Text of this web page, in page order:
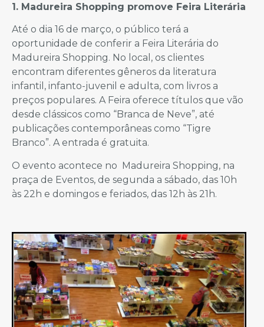
1. Madureira Shopping promove Feira Literária
Até o dia 16 de março, o público terá a
oportunidade de conferir a Feira Literária do
Madureira Shopping. No local, os clientes
encontram diferentes gêneros da literatura
infantil, infanto-juvenil e adulta, com livros a
preços populares. A Feira oferece títulos que vão
desde clássicos como “Branca de Neve”, até
publicações contemporâneas como “Tigre
Branco”. A entrada é gratuita.
O evento acontece no Madureira Shopping, na
praça de Eventos, de segunda a sábado, das 10h
às 22h e domingos e feriados, das 12h às 21h.